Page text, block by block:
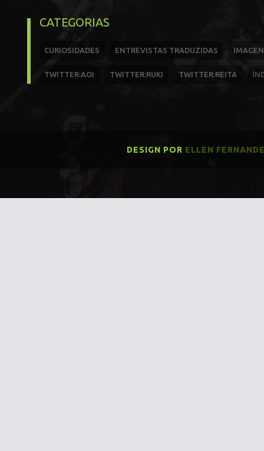
CATEGORIAS
CURIOSIDADES ENTREVISTAS TRADUZIDAS
TWITTER:AOI TWITTER:RUKI TWITTER:REITA
DESIGN POR ELLEN